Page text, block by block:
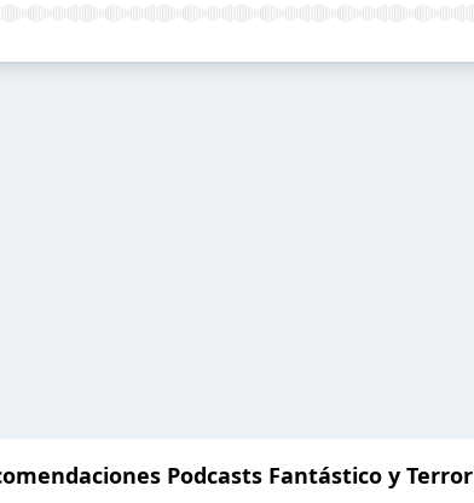
Podcasts Fantástico y Terror